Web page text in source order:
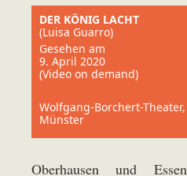
DER KÖNIG LACHT
(Luisa Guarro)
Gesehen am
9. April 2020
(Video on demand)
Wolfgang-Borchert-Theater,
Münster
Oberhausen und Essen